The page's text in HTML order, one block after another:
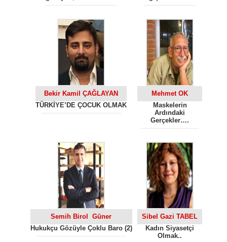
Bekir Kamil ÇAĞLAYAN
TÜRKİYE’DE ÇOCUK OLMAK
Mehmet OK
Maskelerin
Ardındaki
Gerçekler….
Semih Birol Güner
Hukukçu Gözüyle Çoklu Baro (2)
Sibel Gazi TABEL
Kadın Siyasetçi
Olmak..